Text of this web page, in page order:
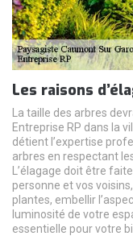
Les raisons
La taille des arbres
Entreprise RP dans la
détient l’expertise
arbres en respectant
L’élagage doit être
personne et vos
plantes, embellir
luminosité de votre
essentielle pour votre